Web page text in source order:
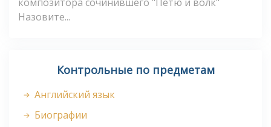
Назовите...
Контрольные по предметам
Английский язык
Биографии